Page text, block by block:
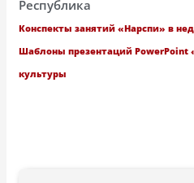
Республика
Конспекты занятий «Нарспи» в
Шаблоны презентаций PowerPoint
культуры